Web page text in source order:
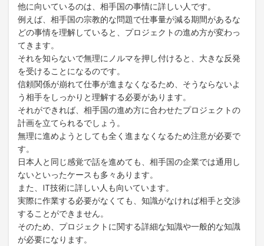
他に向いているのは、相手国の事情に詳しい人です。
例えば、相手国の宗教的な問題で仕事量が減る期間があるな
どの事情を理解していると、プロジェクトの進め方が変わっ
てきます。
それを知らないで無理にノルマを押し付けると、大きな反発
を受けることになるのです。
信頼関係が崩れて仕事が進まなくなるため、そうならないよ
う相手をしっかりと理解する必要があります。
それができれば、相手国の進め方に合わせたプロジェクトの
計画を立てられるでしょう。
無理に進めようとしても全く進まなくなるため注意が必要で
す。
日本人と同じ感覚で話を進めても、相手国の企業では通用し
ないといったケースも多々あります。
また、IT技術に詳しい人も向いています。
実際に作業する必要がなくても、知識がなければ相手と交渉
することができません。
そのため、プロジェクトに関する詳細な知識や一般的な知識
が必要になります。